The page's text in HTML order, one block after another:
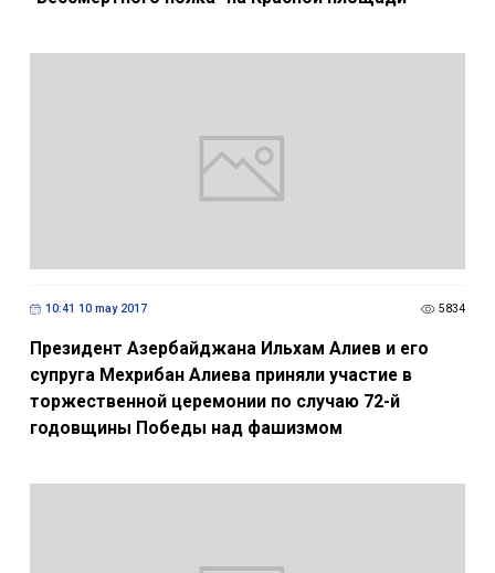
10:41 10 may 2017 5834
Президент Азербайджана Ильхам Алиев и его
супруга Мехрибан Алиева приняли участие в
торжественной церемонии по случаю 72-й
годовщины Победы над фашизмом